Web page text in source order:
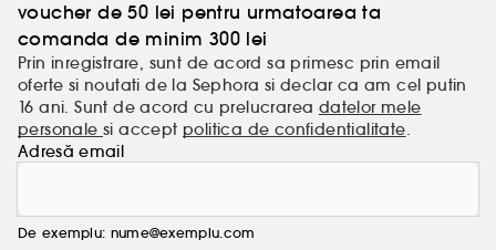
voucher de 50 lei pentru urmatoarea ta
comanda de minim 300 lei
Prin inregistrare, sunt de acord sa primesc prin email
oferte si noutati de la Sephora si declar ca am cel putin
16 ani. Sunt de acord cu prelucrarea datelor mele
personalesi accept politica de confidentialitate.
Adresă email
De exemplu: nume@exemplu.com